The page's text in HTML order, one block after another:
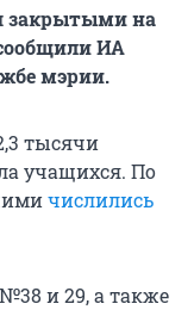
закрытыми на
ИА
мэрии.
тысячи
учащихся. По
числились
и 29, а также